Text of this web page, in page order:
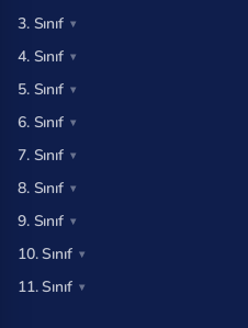
3. Sınıf
4. Sınıf
5. Sınıf
6. Sınıf
7. Sınıf
8. Sınıf
9. Sınıf
10. Sınıf
11. Sınıf